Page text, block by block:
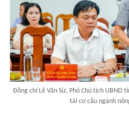
Đồng chí Lê Văn Sử, Phó Chủ tịch UBND
tái cơ cấu ngành